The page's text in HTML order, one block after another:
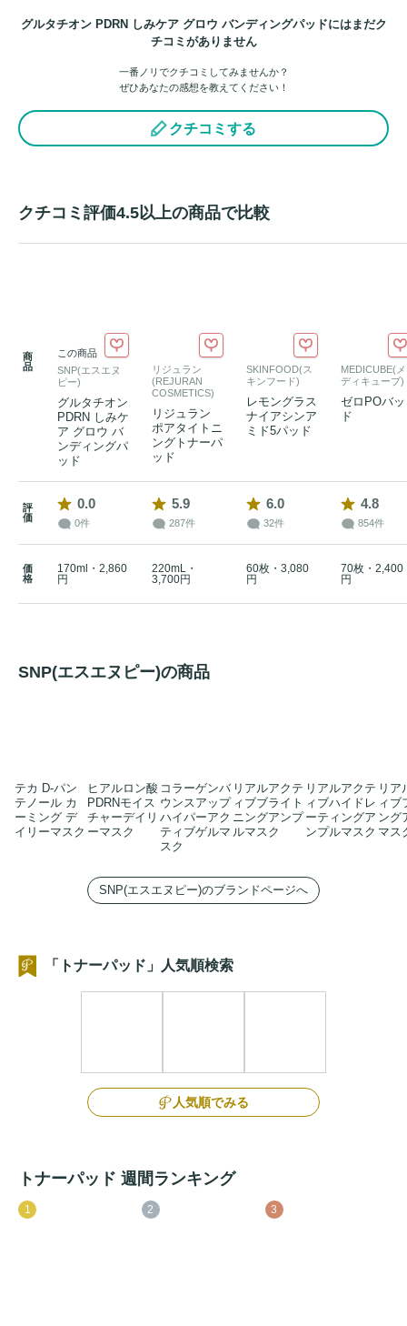
グルタチオン PDRN しみケア グロウ バンディングパッドにはまだク
チコミがありません
一番ノリでクチコミしてみませんか？
ぜひあなたの感想を教えてください！
クチコミする
クチコミ評価4.5以上の商品で比較
商
品
この商品
SNP(エスエヌ
ピー)
グルタチオン
PDRN しみケ
ア グロウ バ
ンディングパ
ッド
リジュラン
(REJURAN
COSMETICS)
リジュラン
ポアタイトニ
ングトナーパ
ッド
SKINFOOD(ス
キンフード)
レモングラス
ナイアシンア
ミド5パッド
MEDICUBE(メ
ディキューブ)
ゼロPOバッ
ド
評
価
0.0
0件
5.9
287件
6.0
32件
4.8
854件
価
格
170ml・2,860
円
220mL・
3,700円
60枚・3,080
円
70枚・2,400
円
SNP(エスエヌピー)の商品
テカ D-パン
テノール カ
ーミング デ
イリーマスク
ヒアルロン酸
PDRNモイス
チャーデイリ
ーマスク
コラーゲンバ
ウンスアップ
ハイパーアク
ティブゲルマ
スク
リアルアクテ
ィブブライト
ニングアンプ
ルマスク
リアルアクテ
ィブハイドレ
ーティングア
ンプルマスク
リア
ィブ
ング
マス
SNP(エスエヌピー)のブランドページへ
「トナーパッド」人気順検索
人気順でみる
トナーパッド 週間ランキング
1 2 3